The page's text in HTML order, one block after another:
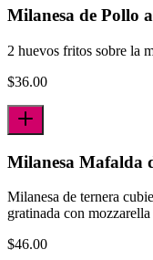
Milanesa de Pollo
2 huevos fritos sobre la
$36.00
Milanesa Mafalda
Milanesa de ternera
gratinada con mozzarella
$46.00